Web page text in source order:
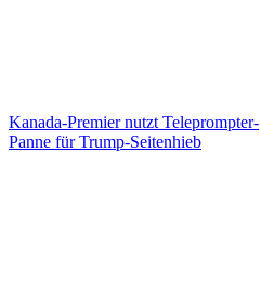
Kanada-Premier nutzt Teleprompter-
Panne für Trump-Seitenhieb